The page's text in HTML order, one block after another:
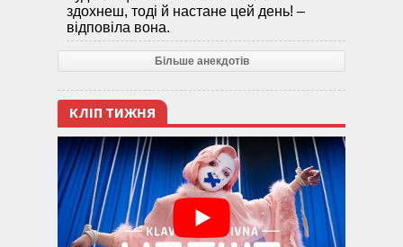
здохнеш, тоді й настане цей день! –
відповіла вона.
Більше анекдотів
КЛІП ТИЖНЯ